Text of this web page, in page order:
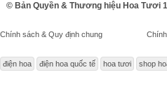
© Bản Quyền & Thương hiệu Hoa Tươi
Chính sách & Quy định chung
điện hoa điện hoa quốc tế hoa tươi shop